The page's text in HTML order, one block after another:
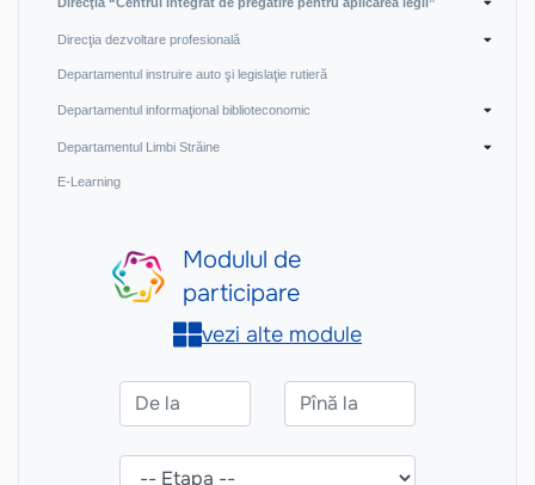
Direcţia dezvoltare profesională
Departamentul instruire auto şi legislaţie rutieră
Departamentul informaţional biblioteconomic
Departamentul Limbi Străine
E-Learning